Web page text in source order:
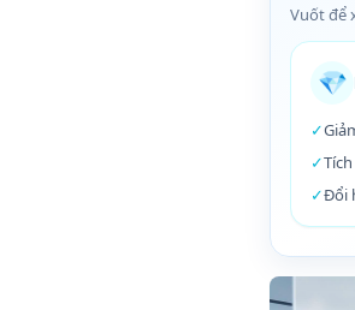
Vuốt để
💎
✓
✓
✓Đổi